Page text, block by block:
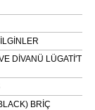
DİVANÜ LÜGATİ'T
BRİÇ